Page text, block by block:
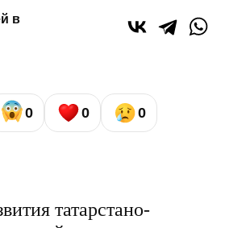
в
0 0 0
татарстано-